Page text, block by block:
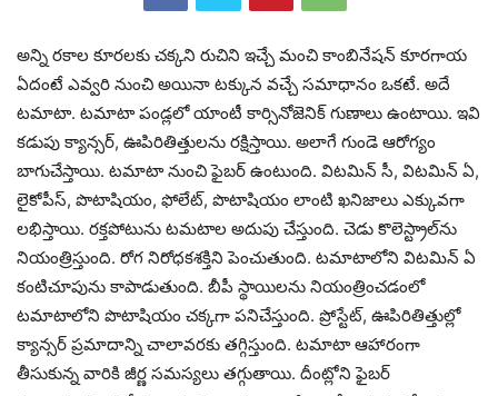
అన్ని రకాల కూరలకు చక్కని రుచిని ఇచ్చే మంచి కాంబినేషన్‌ కూరగాయ
ఏదంటే ఎవ్వరి నుంచి అయినా టక్కున వచ్చే సమాధానం ఒకటే. అదే
టమాటా. టమాటా పండ్లలో యాంటీ కార్సినోజెనిక్‌ గుణాలు ఉంటాయి. ఇవి
కడుపు క్యాన్సర్‌, ఊపిరితిత్తులను రక్షిస్తాయి. అలాగే గుండె ఆరోగ్యం
బాగుచేస్తాయి. టమాటా నుంచి ఫైబర్‌ ఉంటుంది. విటమిన్‌ సీ, విటమిన్ ఏ,
లైకోపీస్‌, పొటాషియం, ఫోలేట్‌, పొటాషియం లాంటి ఖనిజాలు ఎక్కువగా
లభిస్తాయి. రక్తపోటును టమటాల అదుపు చేస్తుంది. చెడు కొలెస్ట్రాల్‌ను
నియంత్రిస్తుంది. రోగ నిరోధకశక్తిని పెంచుతుంది. టమాటాలోని విటమిన్ ఏ
కంటిచూపును కాపాడుతుంది. బీపీ స్థాయిలను నియంత్రించడంలో
టమాటాలోని పొటాషియం చక్కగా పనిచేస్తుంది. ప్రోస్టేట్‌, ఊపిరితిత్తుల్లో
క్యాన్సర్‌ ప్రమాదాన్ని చాలావరకు తగ్గిస్తుంది. టమాటా ఆహారంగా
తీసుకున్న వారికి జీర్ణ సమస్యలు తగ్గుతాయి. దీంట్లోని ఫైబర్‌